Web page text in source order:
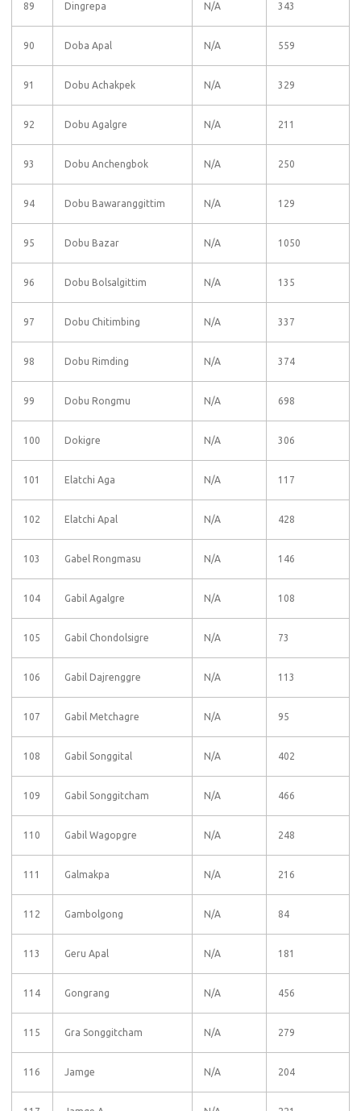
89 Dingrepa N/A 343
90 Doba Apal N/A 559
91 Dobu Achakpek N/A 329
92 Dobu Agalgre N/A 211
93 Dobu Anchengbok N/A 250
94 Dobu Bawaranggittim N/A 129
95 Dobu Bazar N/A 1050
96 Dobu Bolsalgittim N/A 135
97 Dobu Chitimbing N/A 337
98 Dobu Rimding N/A 374
99 Dobu Rongmu N/A 698
100 Dokigre N/A 306
101 Elatchi Aga N/A 117
102 Elatchi Apal N/A 428
103 Gabel Rongmasu N/A 146
104 Gabil Agalgre N/A 108
105 Gabil Chondolsigre N/A 73
106 Gabil Dajrenggre N/A 113
107 Gabil Metchagre N/A 95
108 Gabil Songgital N/A 402
109 Gabil Songgitcham N/A 466
110 Gabil Wagopgre N/A 248
111 Galmakpa N/A 216
112 Gambolgong N/A 84
113 Geru Apal N/A 181
114 Gongrang N/A 456
115 Gra Songgitcham N/A 279
116 Jamge N/A 204